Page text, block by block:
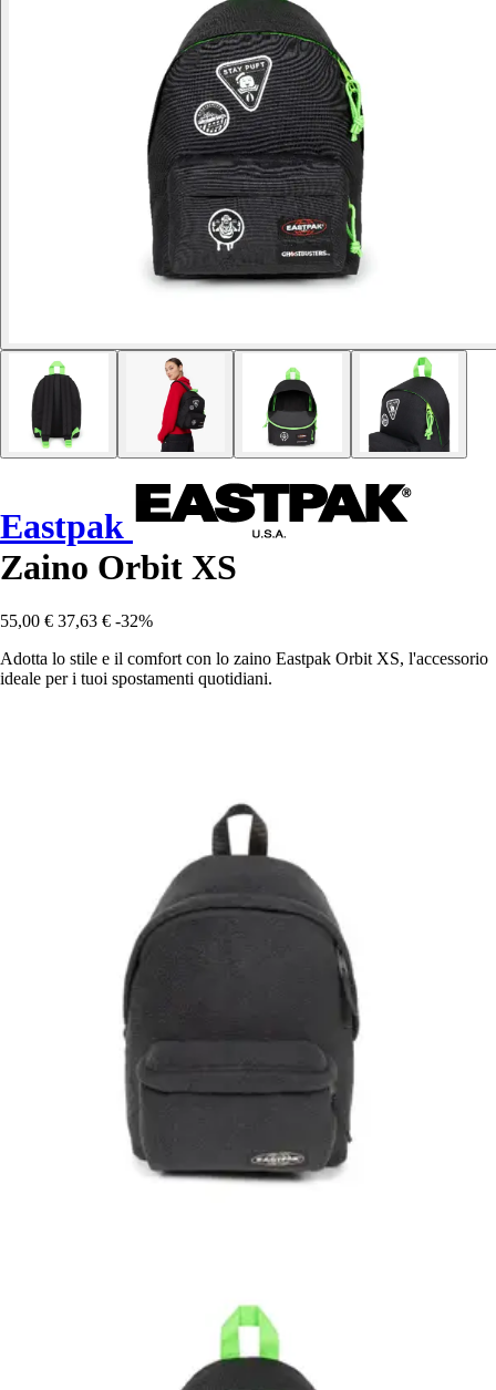
Eastpak
Zaino Orbit XS
55,00 € 37,63 € -32%
Adotta lo stile e il comfort con lo zaino Eastpak Orbit XS, l'accessorio
ideale per i tuoi spostamenti quotidiani.